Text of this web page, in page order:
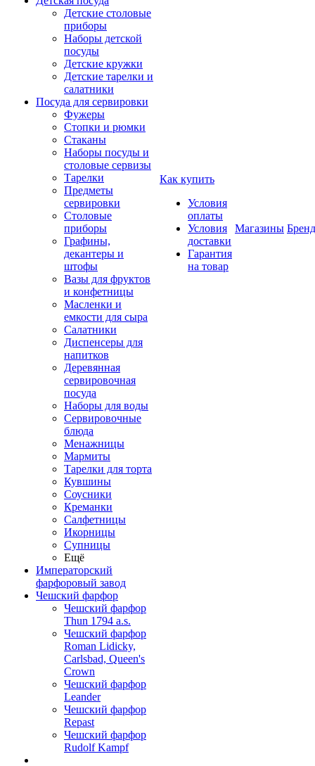
Детские столовые
приборы
Наборы детской
посуды
Детские кружки
Детские тарелки и
салатники
Посуда для сервировки
Фужеры
Стопки и рюмки
Стаканы
Наборы посуды и
столовые сервизы
Тарелки
Предметы
сервировки
Столовые
приборы
Графины,
декантеры и
штофы
Вазы для фруктов
и конфетницы
Масленки и
емкости для сыра
Салатники
Диспенсеры для
напитков
Деревянная
сервировочная
посуда
Наборы для воды
Сервировочные
блюда
Менажницы
Мармиты
Тарелки для торта
Кувшины
Соусники
Креманки
Салфетницы
Икорницы
Супницы
Ещё
Императорский
фарфоровый завод
Чешский фарфор
Чешский фарфор
Thun 1794 a.s.
Чешский фарфор
Roman Lidicky,
Carlsbad, Queen's
Crown
Чешский фарфор
Leander
Чешский фарфор
Repast
Чешский фарфор
Rudolf Kampf
Как купить
Условия
оплаты
Условия
доставки
Гарантия
на товар
Магазины